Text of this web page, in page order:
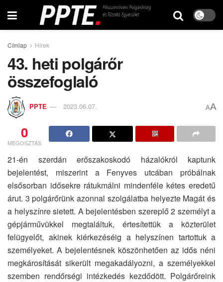
Címlap Hírek
43. heti polgárőr
összefoglaló
PPTE 2023.06.07. AA
0
MEGOSZTÁS
21-én szerdán erőszakoskodó házalókról kaptunk
bejelentést, miszerint a Fenyves utcában próbálnak
elsősorban idősekre rátukmálni mindenféle kétes eredetű
árut. 3 polgárőrünk azonnal szolgálatba helyezte Magát és
a helyszínre sietett. A bejelentésben szereplő 2 személyt a
gépjárművükkel megtaláltuk, értesítettük a közterület
felügyelőt, akinek kiérkezéséig a helyszínen tartottuk a
személyeket. A bejelentésnek köszönhetően az idős néni
megkárosítását sikerült megakadályozni, a személyekkel
szemben rendőrségi intézkedés kezdődött. Polgárőreink